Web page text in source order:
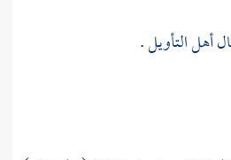
أهل التأويل .